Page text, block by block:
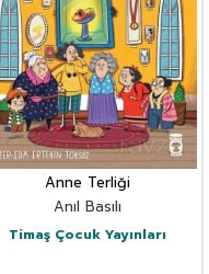
Anne Terliği
Anıl Basılı
Timaş Çocuk Yayınları